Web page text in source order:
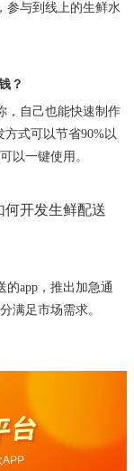
参与到线上的生鲜水
？
，自己也能快速制作
方式可以节省90%以
以一键使用。
的app，推出加急通
满足市场需求。